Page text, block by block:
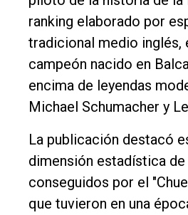
Inicio
Tendencia
Int.
General
Política
Cultura
Entrevistas
Rural
ranking elaborado por
tradicional medio inglés,
campeón nacido en
encima de leyendas
Michael Schumacher y
La publicación destacó
dimensión estadística
conseguidos por el
que tuvieron en una